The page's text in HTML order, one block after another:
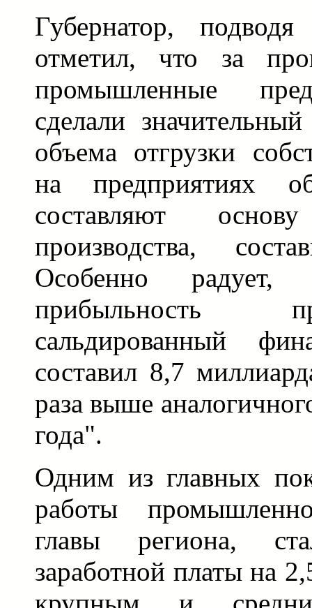
Губернатор,
отметил, что за
промышленные
сделали
объема отгрузки
на предприятиях
составляют
производства,
Особенно радует,
прибыльность
сальдированный
составил 8,7
раза выше
года".
Одним из главных
работы
главы региона,
заработной платы на